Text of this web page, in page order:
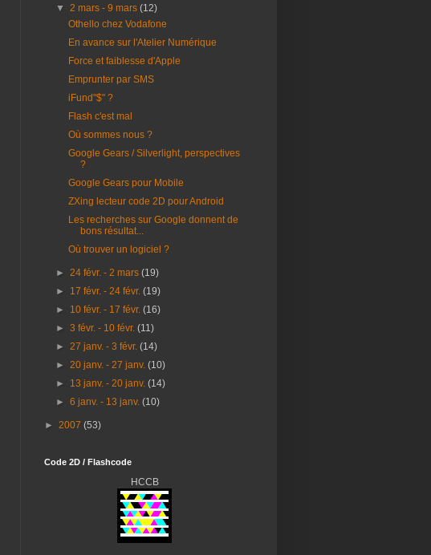
▼2 mars - 9 mars(12)
Othello chez Vodafone
En avance sur l'Atelier Numérique
Force et faiblesse d'Apple
Emprunter par SMS
iFund"$" ?
Flash c'est mal
Où sommes nous ?
Google Gears / Silverlight, perspectives
?
Google Gears pour Mobile
ZXing lecteur code 2D pour Android
Les recherches sur Google donnent de
bons résultat...
Où trouver un logiciel ?
►24 févr. - 2 mars(19)
► 17 févr. - 24 févr.(19)
► 10 févr. - 17 févr.(16)
►3 févr. - 10 févr.(11)
►27 janv. - 3 févr.(14)
►20 janv. - 27 janv.(10)
► 13 janv. - 20 janv.(14)
►6 janv. - 13 janv.(10)
► 2007 (53)
Code 2D / Flashcode
HCCB